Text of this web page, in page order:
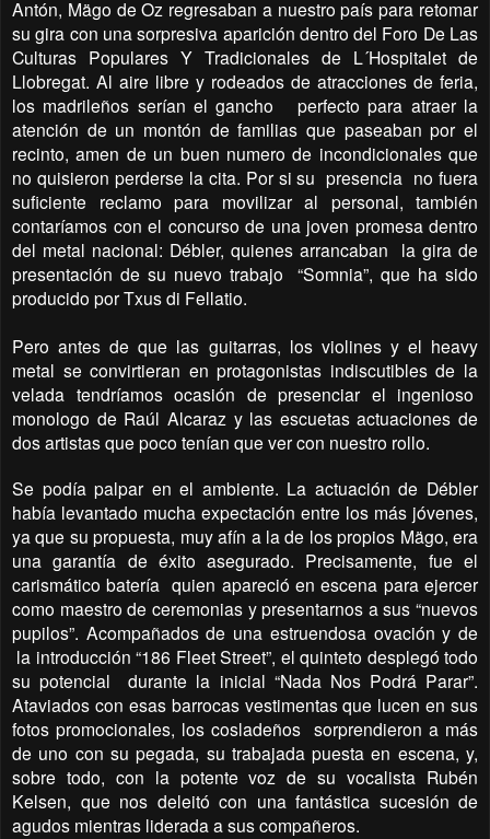
Antón, Mägo de Oz regresaban a nuestro país para retomar
su gira con una sorpresiva aparición dentro del Foro De Las
Culturas Populares Y Tradicionales de L´Hospitalet de
Llobregat. Al aire libre y rodeados de atracciones de feria,
los madrileños serían el gancho
perfecto para atraer la
atención de un montón de familias que paseaban por el
recinto, amen de un buen numero de incondicionales que
no quisieron perderse la cita. Por si su presencia no fuera
suficiente reclamo para movilizar al personal, también
contaríamos con el concurso de una joven promesa dentro
del metal nacional: Débler, quienes arrancaban
la gira de
presentación de su nuevo trabajo
“Somnia”, que ha sido
producido por Txus di Fellatio.
Pero antes de que las guitarras, los violines y el heavy
metal se convirtieran en protagonistas indiscutibles de la
velada tendríamos ocasión de presenciar el ingenioso
monologo de Raúl Alcaraz y las escuetas actuaciones de
dos artistas que poco tenían que ver con nuestro rollo.
Se podía palpar en el ambiente. La actuación de Débler
había levantado mucha expectación entre los más jóvenes,
ya que su propuesta, muy afín a la de los propios Mägo, era
una garantía de éxito asegurado. Precisamente, fue el
carismático batería quien apareció en escena para ejercer
como maestro de ceremonias y presentarnos a sus “nuevos
pupilos”. Acompañados de una estruendosa ovación y de
la introducción “186 Fleet Street”, el quinteto desplegó todo
su potencial
durante la inicial “Nada Nos Podrá Parar”.
Ataviados con esas barrocas vestimentas que lucen en sus
fotos promocionales, los cosladeños sorprendieron a más
de uno con su pegada, su trabajada puesta en escena, y,
sobre todo, con la potente voz de su vocalista Rubén
Kelsen, que nos deleitó con una fantástica sucesión de
agudos mientras liderada a sus compañeros.